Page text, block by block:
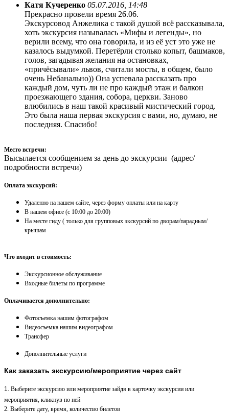
Катя Кучеренко 05.07.2016, 14:48
Прекрасно провели время 26.06.
Экскурсовод Анжелика с такой душой всё рассказывала,
хоть экскурсия называлась «Мифы и легенды», но
верили всему, что она говорила, и из её уст это уже не
казалось выдумкой. Перетёрли столько копыт, башмаков,
голов, загадывая желания на остановках,
«причёсывали» львов, считали мосты, в общем, было
очень Небанально)) Она успевала рассказать про
каждый дом, чуть ли не про каждый этаж и балкон
проезжающего здания, собора, церкви. Заново
влюбились в наш такой красивый мистический город.
Это была наша первая экскурсия с вами, но, думаю, не
последняя. Спасибо!
Место встречи:
Высылается сообщением за день до экскурсии (адрес/
подробности встречи)
Оплата экскурсий:
Удаленно на нашем сайте, через форму оплаты или на карту
​В нашем офисе (с 10:00 до 20:00)
На месте гиду ( только для групповых экскурсий по дворам/парадным/
крышам
Что входит в стоимость:
Экскурсионное обслуживание
Входные билеты по программе
Оплачивается дополнительно:
Фотосъемка нашим фотографом
Видеосъемка нашим видеографом
Трансфер
Дополнительные услуги
Как заказать экскурсию/мероприятие через сайт
1. Выберите экскурсию или мероприятие зайдя в карточку экскурсии или
мероприятия, кликнув по ней
2. Выберите дату, время, количество билетов